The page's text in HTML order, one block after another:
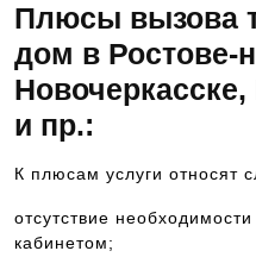
Плюсы вызова
дом в Ростове-
и пр.:
К плюсам услуги относят
отсутствие
кабинетом;